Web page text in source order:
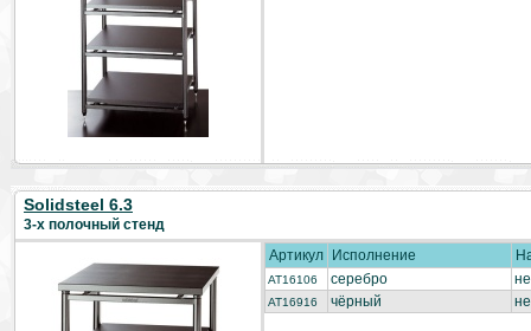
Solidsteel 6.3
3-х полочный стенд
Артикул
Исполнение
AT16106 серебро
AT16916 чёрный